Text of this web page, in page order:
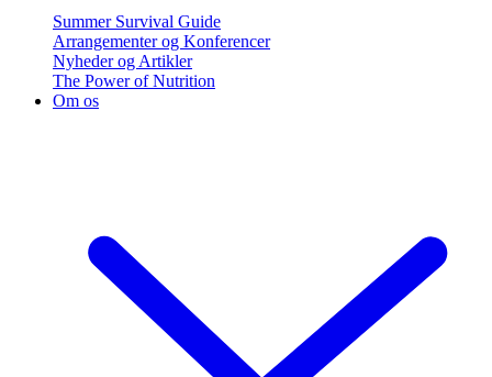
Summer Survival Guide
Arrangementer og Konferencer
Nyheder og Artikler
The Power of Nutrition
Om os